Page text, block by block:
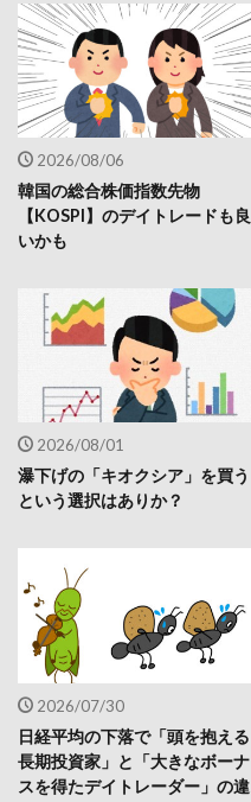
2026/08/06
韓国の総合株価指数先物
【KOSPI】のデイトレードも良
いかも
2026/08/01
瀑下げの「キオクシア」を買う
という選択はありか？
2026/07/30
日経平均の下落で「頭を抱える
長期投資家」と「大きなボーナ
スを得たデイトレーダー」の違